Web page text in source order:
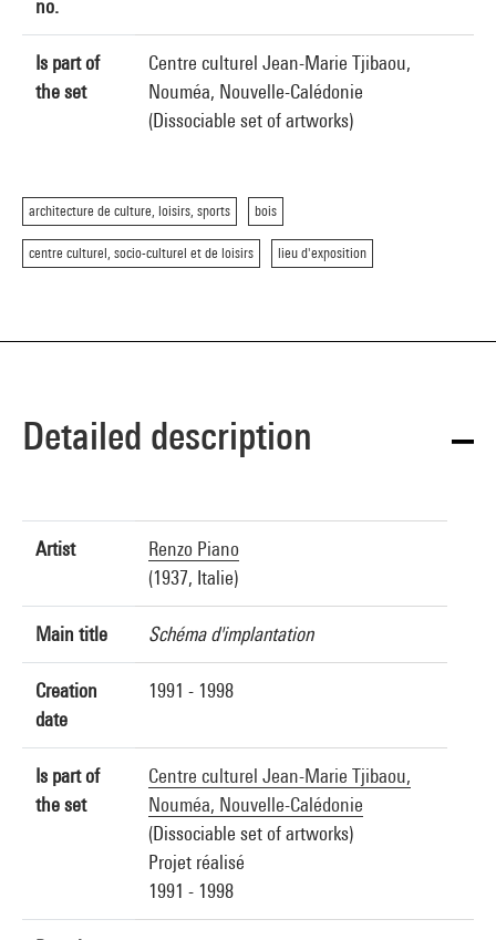
no.
Is part of
the set
Centre culturel Jean-Marie Tjibaou,
Nouméa, Nouvelle-Calédonie
(Dissociable set of artworks)
architecture de culture, loisirs, sports bois
centre culturel, socio-culturel et de loisirs lieu d'exposition
Detailed description
Artist
Renzo Piano
(1937, Italie)
Main title Schéma d'implantation
Creation
date
1991 - 1998
Is part of
the set
Centre culturel Jean-Marie Tjibaou,
Nouméa, Nouvelle-Calédonie
(Dissociable set of artworks)
Projet réalisé
1991 - 1998